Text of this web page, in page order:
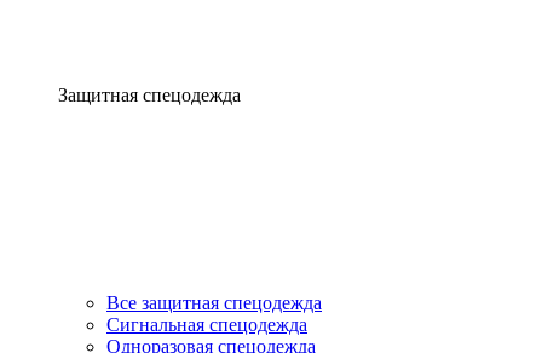
Защитная спецодежда
Все защитная спецодежда
Сигнальная спецодежда
Одноразовая спецодежда